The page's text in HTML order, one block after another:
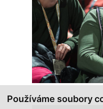
Používáme soubory